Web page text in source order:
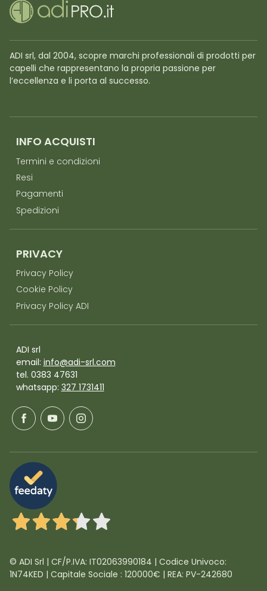
ADI srl, dal 2004, scopre marchi professionali di prodotti per
capelli che rappresentano la propria passione per
l’eccellenza e li porta al successo.
INFO ACQUISTI
Termini e condizioni
Resi
Pagamenti
Spedizioni
PRIVACY
Privacy Policy
Cookie Policy
Privacy Policy ADI
ADI srl
email: info@adi-srl.com
tel. 0383 47631
whatsapp: 327 1731411
© ADI Srl | CF/P.IVA: IT02063990184 | Codice Univoco:
1N74KED | Capitale Sociale : 120000€ | REA: PV-242680